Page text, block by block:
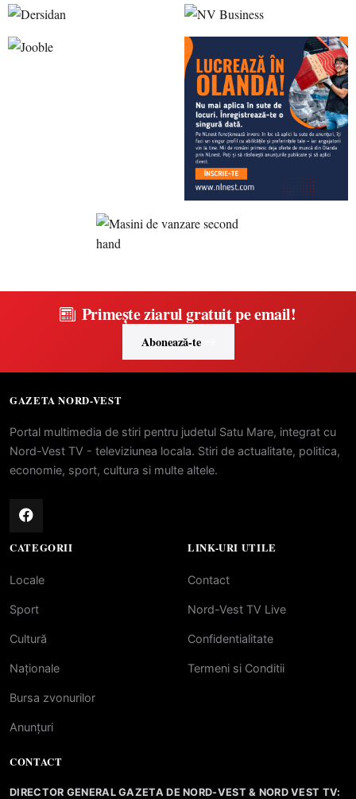
Primește ziarul gratuit pe email!
Abonează-te
GAZETA NORD-VEST
Portal multimedia de stiri pentru judetul Satu Mare, integrat cu
Nord-Vest TV - televiziunea locala. Stiri de actualitate, politica,
economie, sport, cultura si multe altele.
CATEGORII
Locale
Sport
Cultură
Naționale
Bursa zvonurilor
Anunțuri
LINK-URI UTILE
Contact
Nord-Vest TV Live
Confidentialitate
Termeni si Conditii
CONTACT
DIRECTOR GENERAL GAZETA DE NORD-VEST & NORD VEST TV: